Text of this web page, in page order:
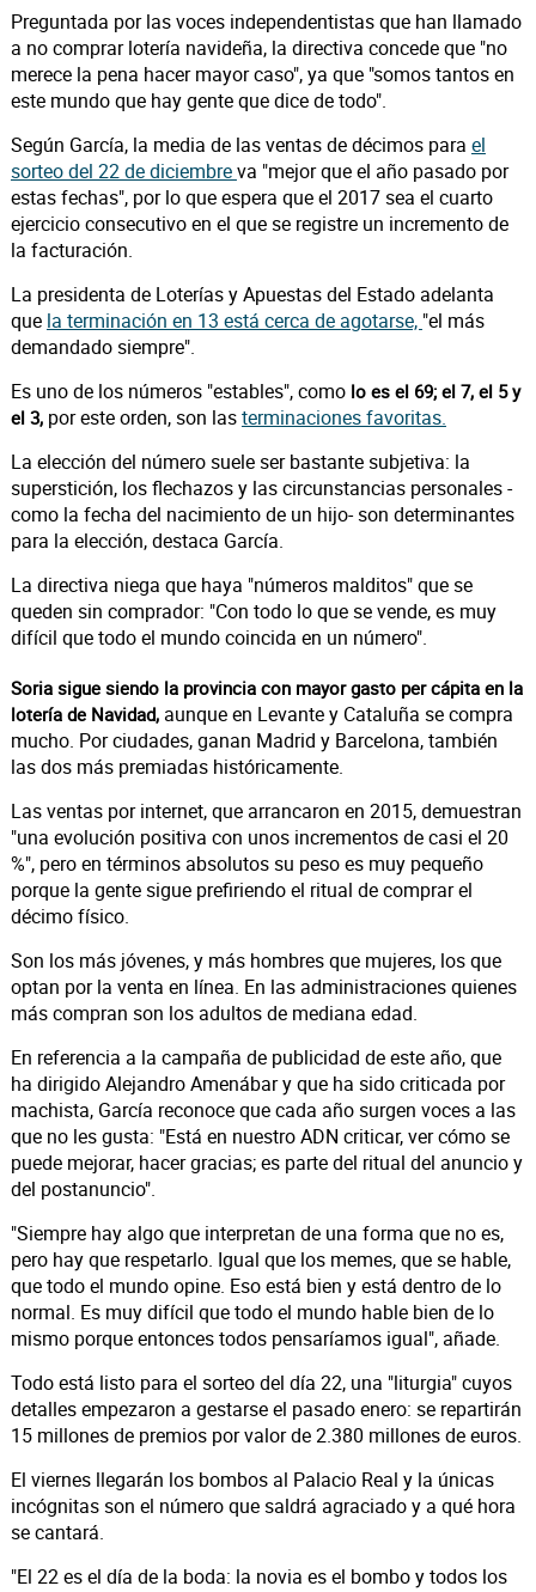
Preguntada por las voces independentistas que han llamado
a no comprar lotería navideña, la directiva concede que "no
merece la pena hacer mayor caso", ya que "somos tantos en
este mundo que hay gente que dice de todo".
Según García, la media de las ventas de décimos para el
sorteo del 22 de diciembreva "mejor que el año pasado por
estas fechas", por lo que espera que el 2017 sea el cuarto
ejercicio consecutivo en el que se registre un incremento de
la facturación.
La presidenta de Loterías y Apuestas del Estado adelanta
que la terminación en 13 está cerca de agotarse, "el más
demandado siempre".
Es uno de los números "estables", comolo es el 69; el 7, el 5 y
el 3,por este orden, son lasterminaciones favoritas.
La elección del número suele ser bastante subjetiva: la
superstición, los flechazos y las circunstancias personales -
como la fecha del nacimiento de un hijo- son determinantes
para la elección, destaca García.
La directiva niega que haya "números malditos" que se
queden sin comprador: "Con todo lo que se vende, es muy
difícil que todo el mundo coincida en un número".
Soria sigue siendo la provincia con mayor gasto per cápita en la
lotería de Navidad,aunque en Levante y Cataluña se compra
mucho. Por ciudades, ganan Madrid y Barcelona, también
las dos más premiadas históricamente.
Las ventas por internet, que arrancaron en 2015, demuestran
"una evolución positiva con unos incrementos de casi el 20
%", pero en términos absolutos su peso es muy pequeño
porque la gente sigue prefiriendo el ritual de comprar el
décimo físico.
Son los más jóvenes, y más hombres que mujeres, los que
optan por la venta en línea. En las administraciones quienes
más compran son los adultos de mediana edad.
En referencia a la campaña de publicidad de este año, que
ha dirigido Alejandro Amenábar y que ha sido criticada por
machista, García reconoce que cada año surgen voces a las
que no les gusta: "Está en nuestro ADN criticar, ver cómo se
puede mejorar, hacer gracias; es parte del ritual del anuncio y
del postanuncio".
"Siempre hay algo que interpretan de una forma que no es,
pero hay que respetarlo. Igual que los memes, que se hable,
que todo el mundo opine. Eso está bien y está dentro de lo
normal. Es muy difícil que todo el mundo hable bien de lo
mismo porque entonces todos pensaríamos igual", añade.
Todo está listo para el sorteo del día 22, una "liturgia" cuyos
detalles empezaron a gestarse el pasado enero: se repartirán
15 millones de premios por valor de 2.380 millones de euros.
El viernes llegarán los bombos al Palacio Real y la únicas
incógnitas son el número que saldrá agraciado y a qué hora
se cantará.
"El 22 es el día de la boda: la novia es el bombo y todos los